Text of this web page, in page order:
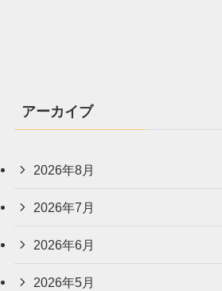
アーカイブ
2026年8月
2026年7月
2026年6月
2026年5月